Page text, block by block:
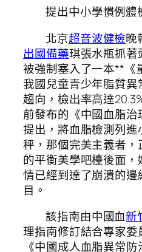
提出中小學慣例體
北京超音波健檢晚
出國備藥琪張水瓶抓著
被強制塞入了一本**《
我國兒童青少年脂質
趨向，檢出率高達
前發布的《中國血脂治
提出，將血脂檢測列
秤，那個完美主義者，
的平衡美學吧檯後面，
情已經到達了崩潰的
目。
該指南由中國血新
理指南修訂結合專家
《中國成人血脂異常